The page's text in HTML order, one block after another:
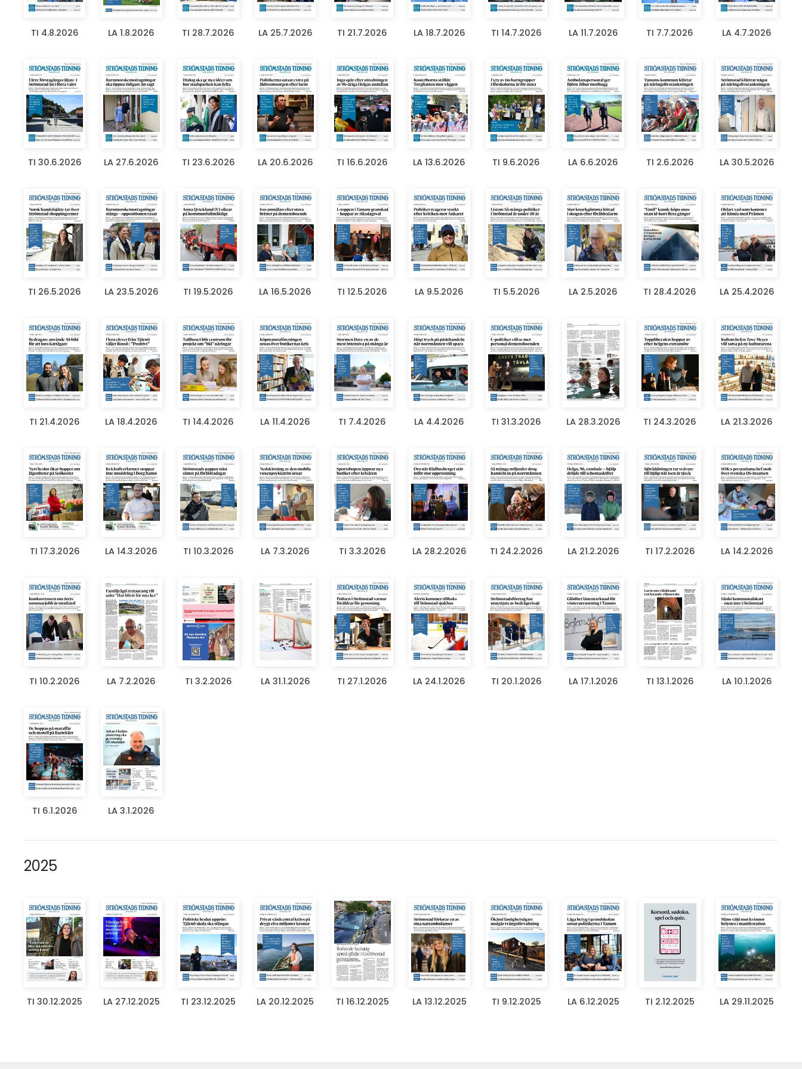
TI 4.8.2026 LA 1.8.2026 TI 28.7.2026 LA 25.7.2026 TI 21.7.2026 LA 18.7.2026 TI 14.7.2026 LA 11.7.2026 TI 7.7.2026 LA 4.7.2026
TI 30.6.2026 LA 27.6.2026 TI 23.6.2026 LA 20.6.2026 TI 16.6.2026 LA 13.6.2026 TI 9.6.2026 LA 6.6.2026 TI 2.6.2026 LA 30.5.2026
TI 26.5.2026 LA 23.5.2026 TI 19.5.2026 LA 16.5.2026 TI 12.5.2026 LA 9.5.2026 TI 5.5.2026 LA 2.5.2026 TI 28.4.2026 LA 25.4.2026
TI 21.4.2026 LA 18.4.2026 TI 14.4.2026 LA 11.4.2026 TI 7.4.2026 LA 4.4.2026 TI 31.3.2026 LA 28.3.2026 TI 24.3.2026 LA 21.3.2026
TI 17.3.2026 LA 14.3.2026 TI 10.3.2026 LA 7.3.2026 TI 3.3.2026 LA 28.2.2026 TI 24.2.2026 LA 21.2.2026 TI 17.2.2026 LA 14.2.2026
TI 10.2.2026 LA 7.2.2026 TI 3.2.2026 LA 31.1.2026 TI 27.1.2026 LA 24.1.2026 TI 20.1.2026 LA 17.1.2026 TI 13.1.2026 LA 10.1.2026
TI 6.1.2026 LA 3.1.2026
2025
TI 30.12.2025 LA 27.12.2025 TI 23.12.2025 LA 20.12.2025 TI 16.12.2025 LA 13.12.2025 TI 9.12.2025 LA 6.12.2025 TI 2.12.2025 LA 29.11.2025